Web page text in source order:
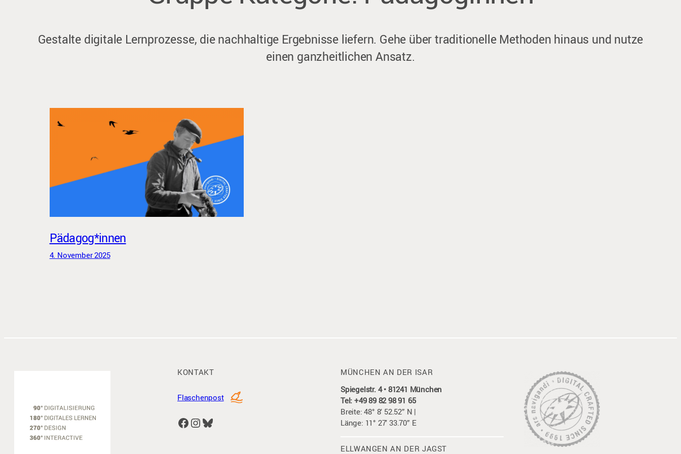
Gestalte digitale Lernprozesse, die nachhaltige Ergebnisse liefern. Gehe über traditionelle Methoden hinaus und nutze
einen ganzheitlichen Ansatz.
Pädagog*innen
4. November 2025
KONTAKT
Flaschenpost
Facebook InstagramBluesky
MÜNCHEN AN DER ISAR
Spiegelstr. 4 • 81241 München
Tel: +49 89 82 98 91 65
Breite: 48° 8′ 52.52” N |
Länge: 11° 27′ 33.70” E
ELLWANGEN AN DER JAGST